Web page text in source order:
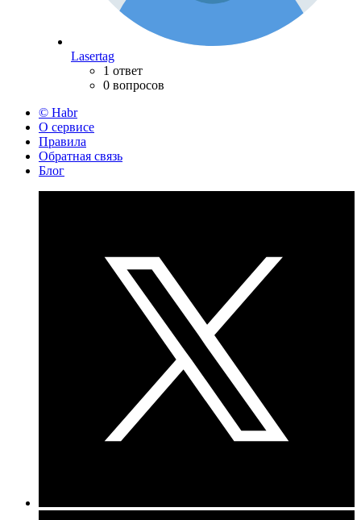
Lasertag
1 ответ
0 вопросов
© Habr
О сервисе
Правила
Обратная связь
Блог